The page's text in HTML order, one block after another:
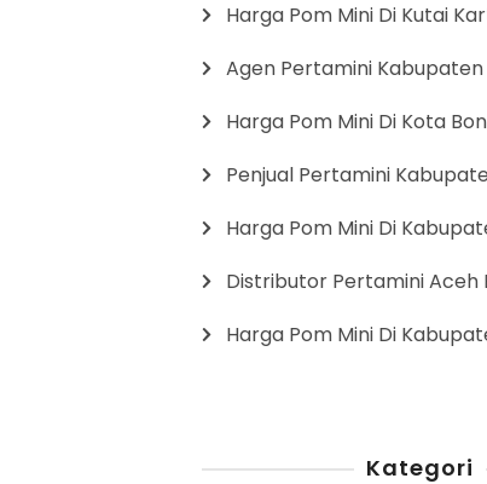
Harga Pom Mini Di Kutai
Agen Pertamini
Harga Pom Mini Di Kota
Penjual Pertamini
Harga Pom Mini Di
Distributor Pertamini Aceh
Harga Pom Mini Di
Kategori